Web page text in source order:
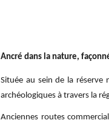
Ancré dans la nature,
Située au sein de la
archéologiques à travers la
Anciennes routes